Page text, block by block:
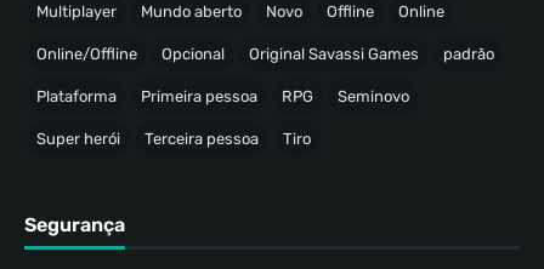
Multiplayer Mundo aberto Novo Offline Online
Online/Offline Opcional Original Savassi Games padrão
Plataforma Primeira pessoa RPG Seminovo
Super herói Terceira pessoa Tiro
Segurança